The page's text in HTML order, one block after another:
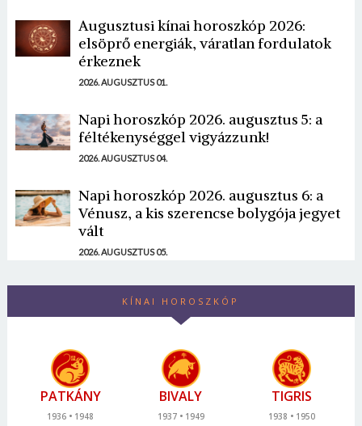
Augusztusi kínai horoszkóp 2026:
elsöprő energiák, váratlan fordulatok
érkeznek
2026. AUGUSZTUS 01.
Napi horoszkóp 2026. augusztus 5: a
féltékenységgel vigyázzunk!
2026. AUGUSZTUS 04.
Napi horoszkóp 2026. augusztus 6: a
Vénusz, a kis szerencse bolygója jegyet
vált
2026. AUGUSZTUS 05.
KÍNAI HOROSZKÓP
PATKÁNY
1936
1948
BIVALY
1937
1949
TIGRIS
1938
1950